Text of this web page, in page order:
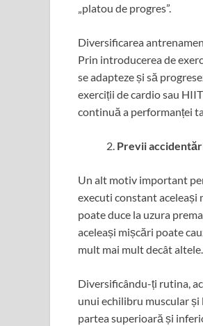
„platou de progres”.
Diversificarea
Prin introducerea de
se adapteze și să
exerciții de cardio sau
continuă a performanței
Previi
Un alt motiv important
executi constant aceleași
poate duce la uzura
aceleași mișcări poate
mult mai mult decât altele.
Diversificându-ți rutina,
unui echilibru muscular
partea superioară și